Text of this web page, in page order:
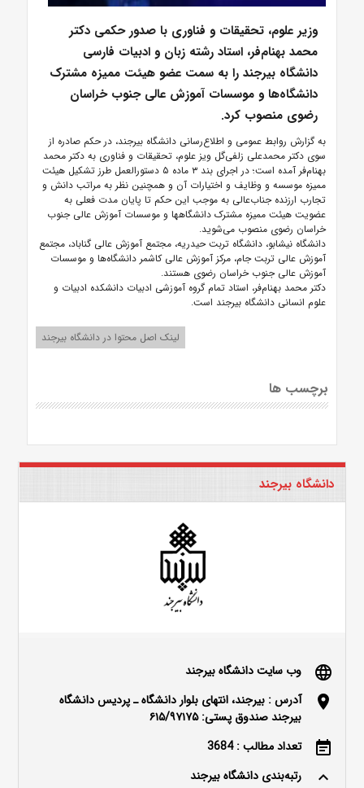
وزیر علوم، تحقیقات و فناوری با صدور حکمی دکتر
محمد بهنام‌فر، استاد رشته زبان و ادبیات فارسی
دانشگاه بیرجند را به سمت عضو هیئت ممیزه مشترک
دانشگاه‌ها و موسسات آموزش عالی جنوب خراسان
رضوی منصوب کرد.
به گزارش روابط عمومی و اطلاع‌رسانی دانشگاه بیرجند، در حکم صادره از
سوی دکتر محمدعلی زلفی‌گل ویز علوم، تحقیقات و فناوری به دکتر محمد
بهنام‌فر آمده است؛ در اجرای بند ۳ ماده ۵ دستورالعمل طرز تشکیل هیئت
ممیزه موسسه و وظایف و اختیارات آن و همچنین نظر به مراتب دانش و
تجارب ارزنده جناب‌عالی به موجب این حکم تا پایان مدت فعلی به
عضویت هیئت ممیزه مشترک دانشگاهها و موسسات آموزش عالی جنوب
خراسان رضوی منصوب می‌شوید.
دانشگاه نیشابو، دانشگاه تربت حیدریه، مجتمع آموزش عالی گناباد، مجتمع
آموزش عالی تربت جام، مرکز آموزش عالی کاشمر دانشگاه‌ها و موسسات
آموزش عالی جنوب خراسان رضوی هستند.
دکتر محمد بهنام‌فر، استاد تمام گروه آموزشی ادبیات دانشکده ادبیات و
علوم انسانی دانشگاه بیرجند است.
لینک اصل محتوا در دانشگاه بیرجند
برچسب ها
دانشگاه بیرجند
language وب سایت دانشگاه بیرجند
location_on
آدرس : بیرجند، انتهای بلوار دانشگاه ـ پردیس دانشگاه
بیرجند صندوق پستی: ۶۱۵/۹۷۱۷۵
event_note تعداد مطالب : 3684
keyboard_arrow_up رتبه‌بندی دانشگاه بیرجند